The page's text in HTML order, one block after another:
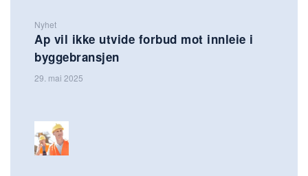
Nyhet
Ap vil ikke utvide forbud mot innleie i
byggebransjen
29. mai 2025